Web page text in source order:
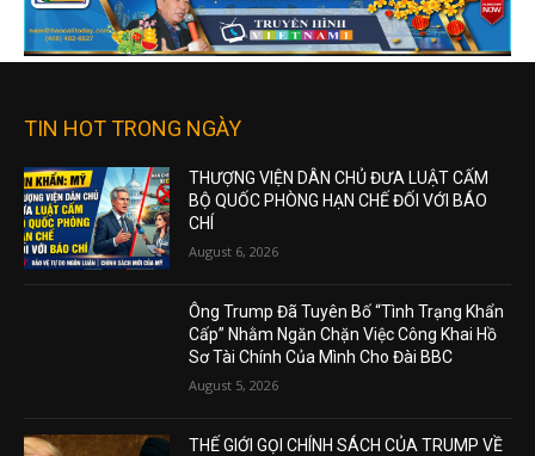
TIN HOT TRONG NGÀY
THƯỢNG VIỆN DÂN CHỦ ĐƯA LUẬT CẤM
BỘ QUỐC PHÒNG HẠN CHẾ ĐỐI VỚI BÁO
CHÍ
August 6, 2026
Ông Trump Đã Tuyên Bố “Tình Trạng Khẩn
Cấp” Nhằm Ngăn Chặn Việc Công Khai Hồ
Sơ Tài Chính Của Mình Cho Đài BBC
August 5, 2026
THẾ GIỚI GỌI CHÍNH SÁCH CỦA TRUMP VỀ